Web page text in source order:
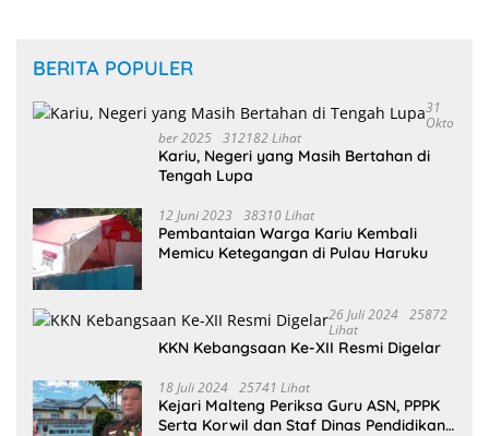
BERITA POPULER
31
Okto
Ber 2025 312182 Lihat
Kariu, Negeri yang Masih Bertahan di
Tengah Lupa
12 Juni 2023 38310 Lihat
Pembantaian Warga Kariu Kembali
Memicu Ketegangan di Pulau Haruku
26 Juli 2024 25872
Lihat
KKN Kebangsaan Ke-XII Resmi Digelar
18 Juli 2024 25741 Lihat
Kejari Malteng Periksa Guru ASN, PPPK
Serta Korwil dan Staf Dinas Pendidikan